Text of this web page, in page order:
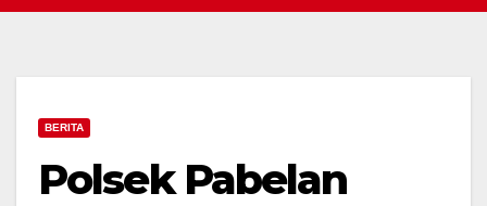
BERITA
Polsek Pabelan